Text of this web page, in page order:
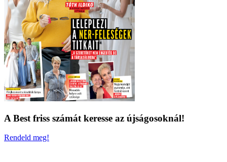
A Best friss számát keresse az újságosoknál!
Rendeld meg!